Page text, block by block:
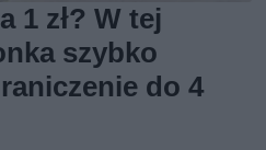
1 zł? W tej
szybko
do 4